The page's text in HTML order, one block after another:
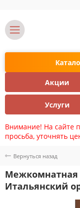
Акции
Услуги
Внимание! На сайте
просьба, уточнять
Вернуться назад
Итальянский